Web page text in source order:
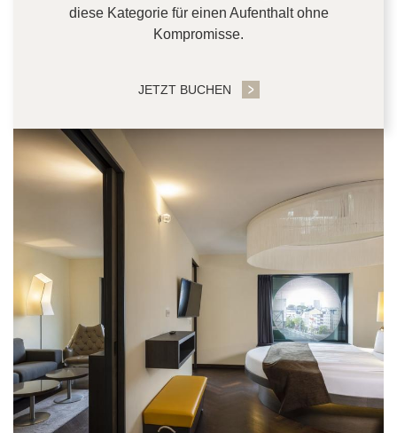
diese Kategorie für einen Aufenthalt ohne
Kompromisse.
JETZT BUCHEN